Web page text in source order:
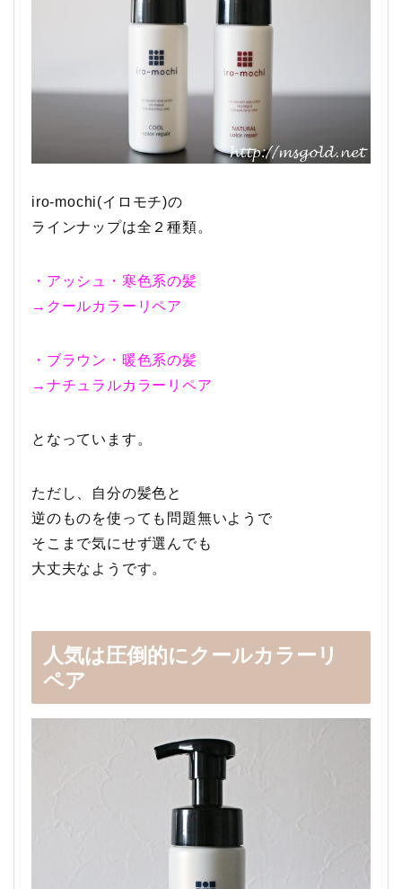
iro-mochi(イロモチ)の
ラインナップは全２種類。
・アッシュ・寒色系の髪
→クールカラーリペア
・ブラウン・暖色系の髪
→ナチュラルカラーリペア
となっています。
ただし、自分の髪色と
逆のものを使っても問題無いようで
そこまで気にせず選んでも
大丈夫なようです。
人気は圧倒的にクールカラーリ
ペア